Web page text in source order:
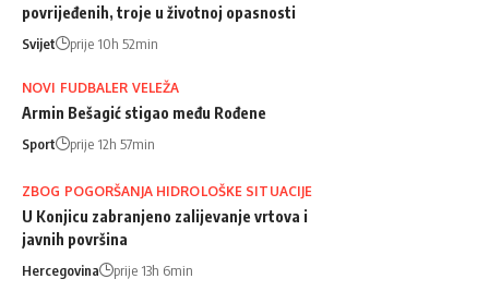
povrijeđenih, troje u životnoj opasnosti
Svijet prije 10h 52min
NOVI FUDBALER VELEŽA
Armin Bešagić stigao među Rođene
Sport prije 12h 57min
ZBOG POGORŠANJA HIDROLOŠKE SITUACIJE
U Konjicu zabranjeno zalijevanje vrtova i
javnih površina
Hercegovina prije 13h 6min